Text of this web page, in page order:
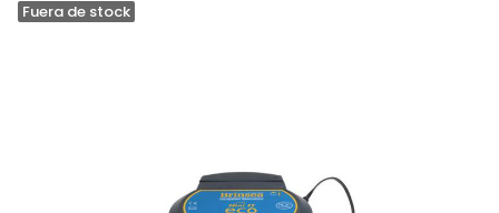
Fuera de stock